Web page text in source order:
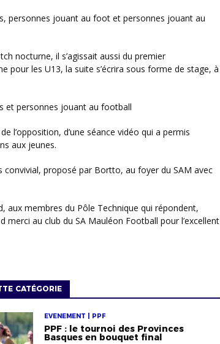
pour les U13, la suite s’écrira sous forme de stage, à
aux jeunes.
au club du SA Mauléon Football pour l’excellent
CATÉGORIE
EVENEMENT | PPF
PPF : le tournoi des Provinces
Basques en bouquet final